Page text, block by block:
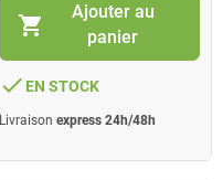
shopping_cart
Ajouter au
panier
done EN STOCK
Livraison express 24h/48h